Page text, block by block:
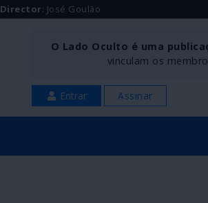
Director: José Goulão
O Lado Oculto é uma
vinculam os
Entrar Assinar